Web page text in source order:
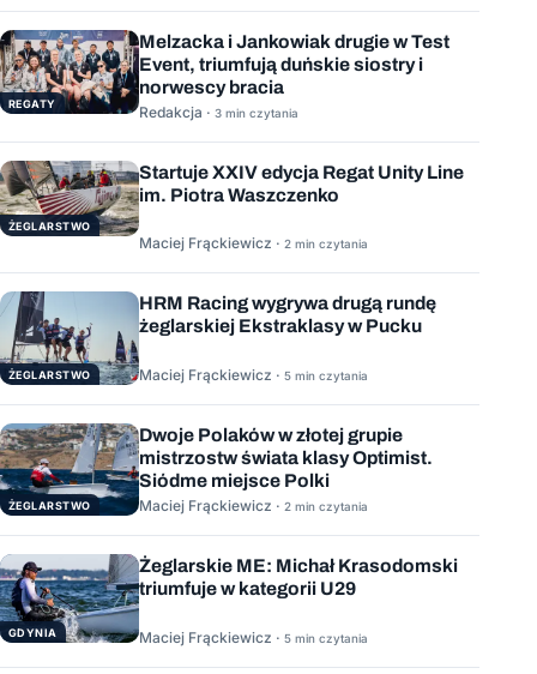
REGATY
Melzacka i Jankowiak drugie w Test
Event, triumfują duńskie siostry i
norwescy bracia
Redakcja · 3 min czytania
ŻEGLARSTWO
Startuje XXIV edycja Regat Unity Line
im. Piotra Waszczenko
Maciej Frąckiewicz · 2 min czytania
ŻEGLARSTWO
HRM Racing wygrywa drugą rundę
żeglarskiej Ekstraklasy w Pucku
Maciej Frąckiewicz · 5 min czytania
ŻEGLARSTWO
Dwoje Polaków w złotej grupie
mistrzostw świata klasy Optimist.
Siódme miejsce Polki
Maciej Frąckiewicz · 2 min czytania
GDYNIA
Żeglarskie ME: Michał Krasodomski
triumfuje w kategorii U29
Maciej Frąckiewicz · 5 min czytania